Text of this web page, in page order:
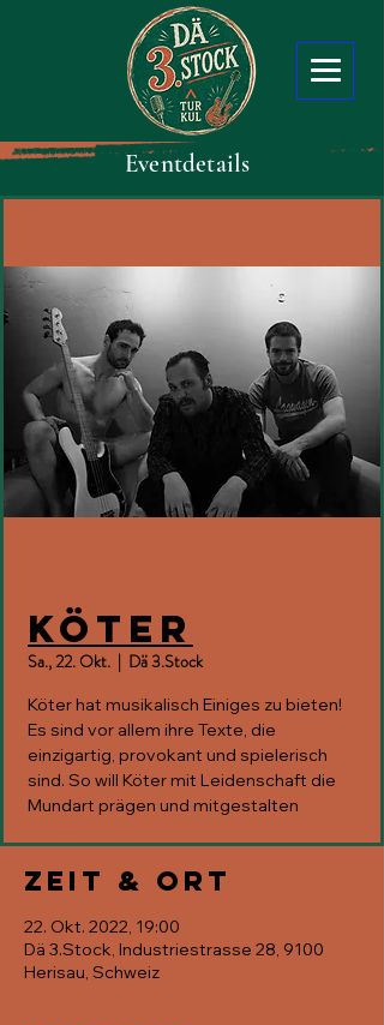
Eventdetails
Köter
Sa., 22. Okt.
  |
Dä 3.Stock
Köter hat musikalisch Einiges zu bieten!
Es sind vor allem ihre Texte, die
einzigartig, provokant und spielerisch
sind. So will Köter mit Leidenschaft die
Mundart prägen und mitgestalten
Zeit & Ort
22. Okt. 2022, 19:00
Dä 3.Stock, Industriestrasse 28, 9100
Herisau, Schweiz